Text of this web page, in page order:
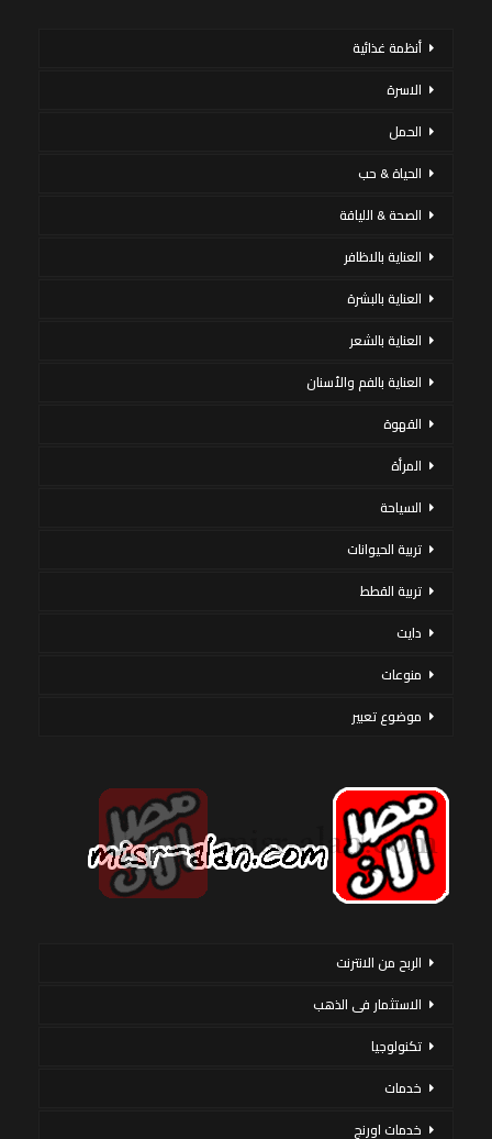
أنظمة غذائية
الاسرة
الحمل
الحياة & حب
الصحة & اللياقة
العناية بالاظافر
العناية بالبشرة
العناية بالشعر
العناية بالفم والأسنان
القهوة
المرأة
السياحة
تربية الحيوانات
تربية القطط
دايت
منوعات
موضوع تعبير
الربح من الانترنت
الاستثمار فى الذهب
تكنولوجيا
خدمات
خدمات اورنج